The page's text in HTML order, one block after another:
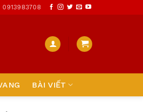
0913983708
BÀI VIẾT